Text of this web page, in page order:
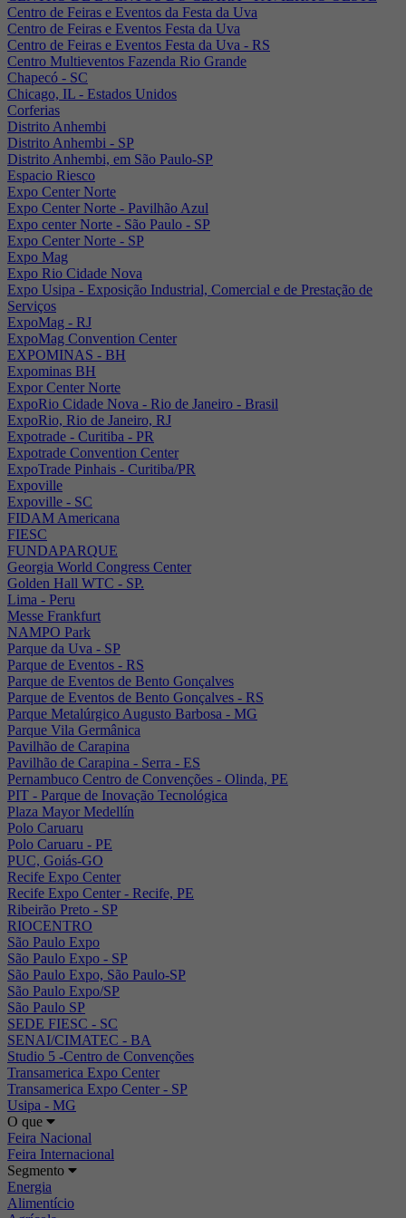
Centro de Feiras e Eventos da Festa da Uva
Centro de Feiras e Eventos Festa da Uva
Centro de Feiras e Eventos Festa da Uva - RS
Centro Multieventos Fazenda Rio Grande
Chapecó - SC
Chicago, IL - Estados Unidos
Corferias
Distrito Anhembi
Distrito Anhembi - SP
Distrito Anhembi, em São Paulo-SP
Espacio Riesco
Expo Center Norte
Expo Center Norte - Pavilhão Azul
Expo center Norte - São Paulo - SP
Expo Center Norte - SP
Expo Mag
Expo Rio Cidade Nova
Expo Usipa - Exposição Industrial, Comercial e de Prestação de
Serviços
ExpoMag - RJ
ExpoMag Convention Center
EXPOMINAS - BH
Expominas BH
Expor Center Norte
ExpoRio Cidade Nova - Rio de Janeiro - Brasil
ExpoRio, Rio de Janeiro, RJ
Expotrade - Curitiba - PR
Expotrade Convention Center
ExpoTrade Pinhais - Curitiba/PR
Expoville
Expoville - SC
FIDAM Americana
FIESC
FUNDAPARQUE
Georgia World Congress Center
Golden Hall WTC - SP.
Lima - Peru
Messe Frankfurt
NAMPO Park
Parque da Uva - SP
Parque de Eventos - RS
Parque de Eventos de Bento Gonçalves
Parque de Eventos de Bento Gonçalves - RS
Parque Metalúrgico Augusto Barbosa - MG
Parque Vila Germânica
Pavilhão de Carapina
Pavilhão de Carapina - Serra - ES
Pernambuco Centro de Convenções - Olinda, PE
PIT - Parque de Inovação Tecnológica
Plaza Mayor Medellín
Polo Caruaru
Polo Caruaru - PE
PUC, Goiás-GO
Recife Expo Center
Recife Expo Center - Recife, PE
Ribeirão Preto - SP
RIOCENTRO
São Paulo Expo
São Paulo Expo - SP
São Paulo Expo, São Paulo-SP
São Paulo Expo/SP
São Paulo SP
SEDE FIESC - SC
SENAI/CIMATEC - BA
Studio 5 -Centro de Convenções
Transamerica Expo Center
Transamerica Expo Center - SP
Usipa - MG
O que
Feira Nacional
Feira Internacional
Segmento
Energia
Alimentício